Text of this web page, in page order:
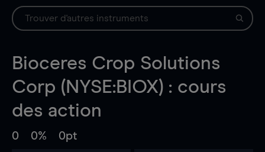
Bioceres Crop Solutions
Corp (NYSE:BIOX) : cours
des action
0 0% 0pt